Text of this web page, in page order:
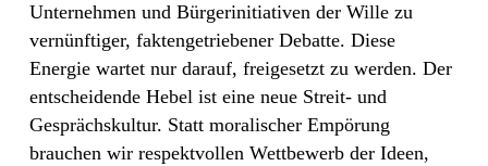
Unternehmen und Bürgerinitiativen der Wille zu
vernünftiger, faktengetriebener Debatte. Diese
Energie wartet nur darauf, freigesetzt zu werden. Der
entscheidende Hebel ist eine neue Streit- und
Gesprächskultur. Statt moralischer Empörung
brauchen wir respektvollen Wettbewerb der Ideen,